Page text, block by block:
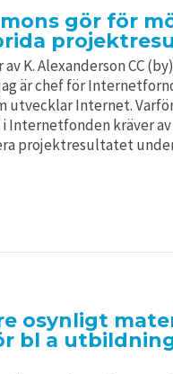
gör för
K. Alexanderson CC
är chef för
utvecklar Internet.
i Internetfonden kräver
projektresultatet
osynligt
bl a